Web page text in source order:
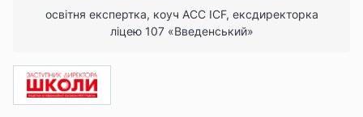
освітня експертка, коуч ACC ICF, ексдиректорка
ліцею 107 «Введенський»